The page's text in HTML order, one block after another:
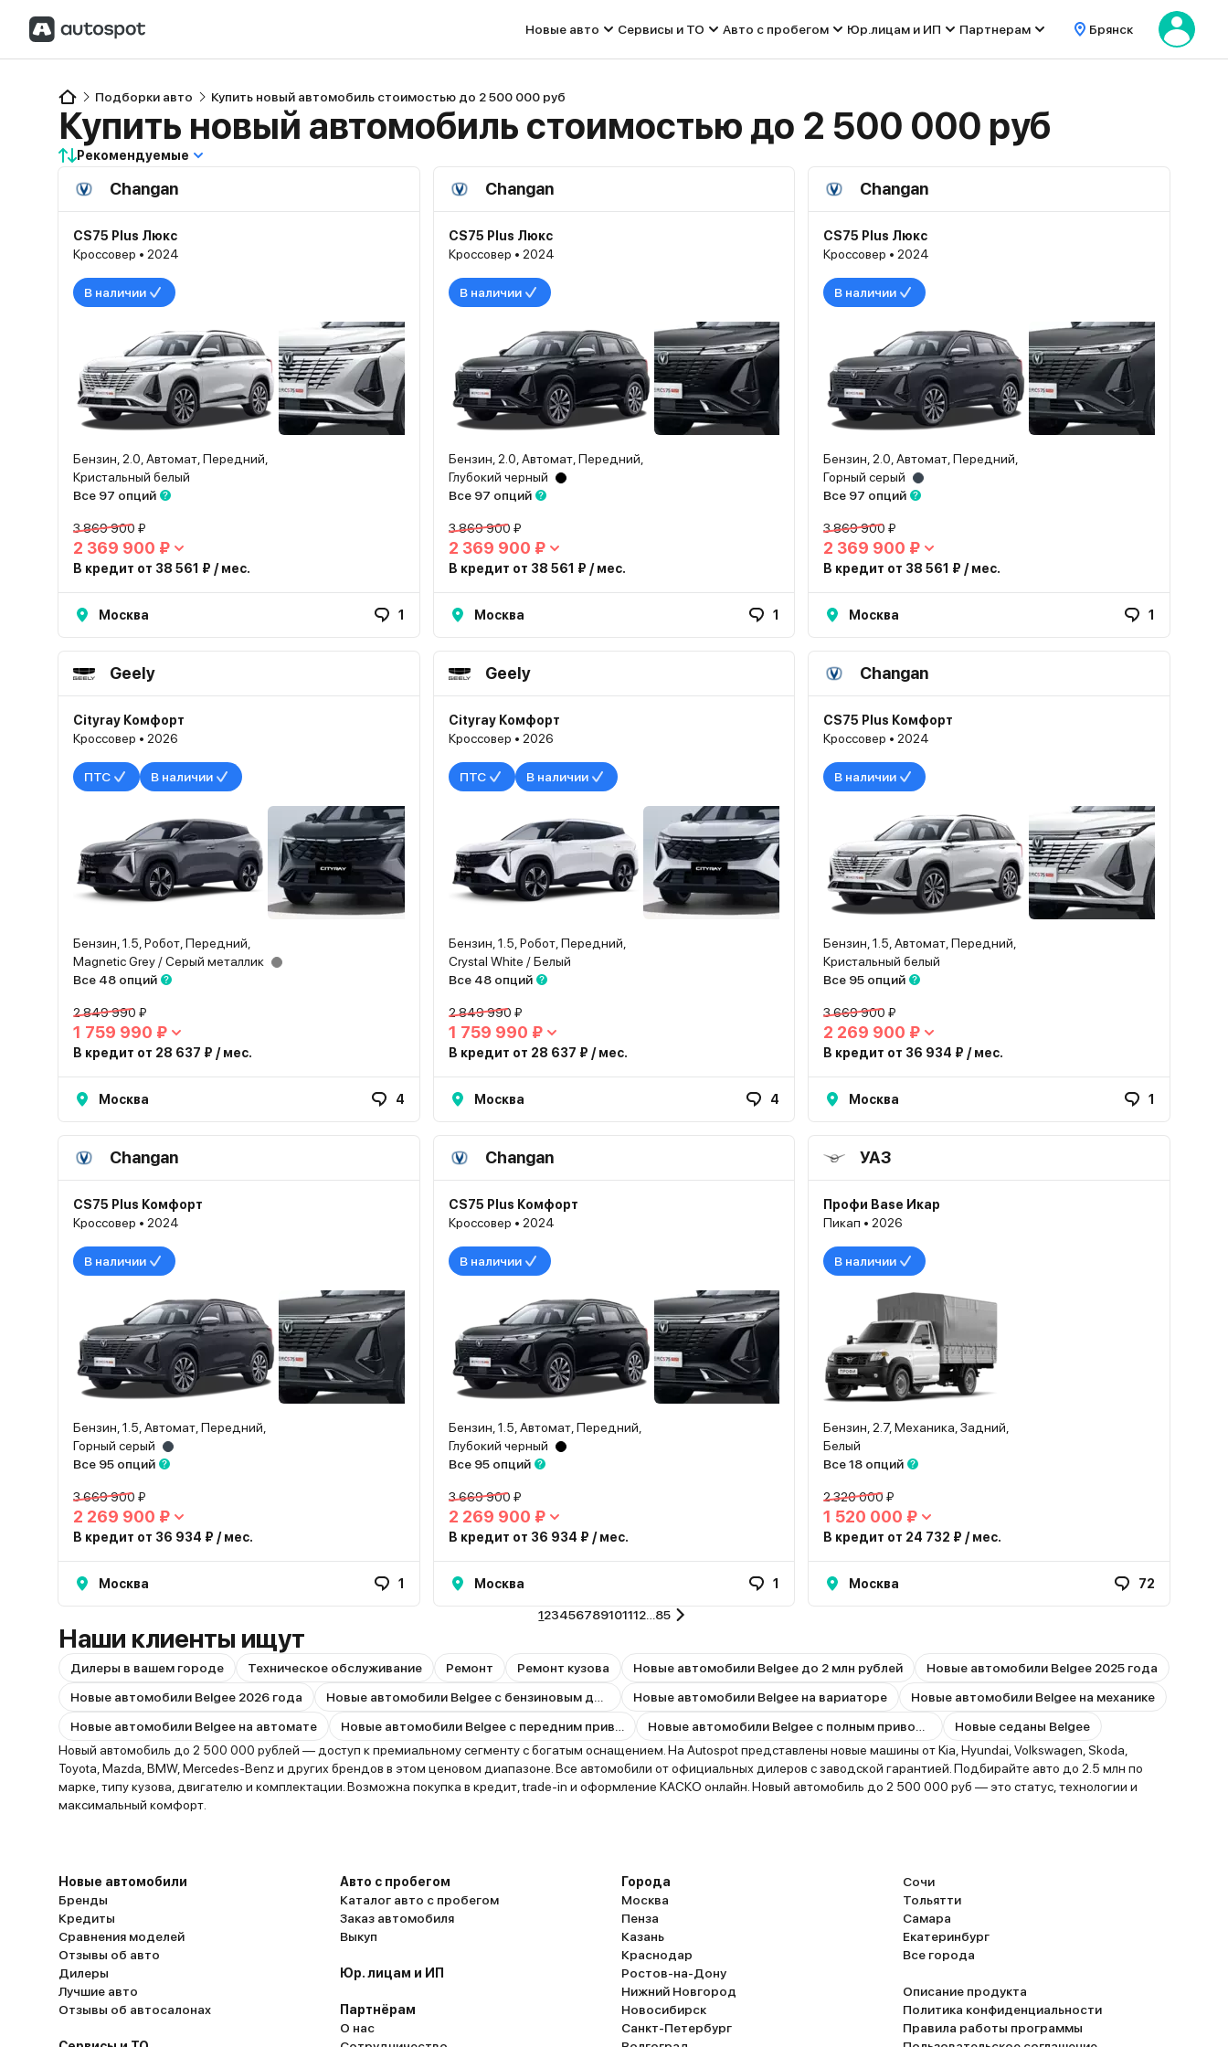
Новые авто Сервисы и ТО Авто с пробегом Юр.лицам и ИП Партнерам Брянск
Подборки авто Купить новый автомобиль стоимостью до 2 500 000 руб
Купить новый автомобиль стоимостью до 2 500 000 руб
Рекомендуемые
Changan
CS75 Plus Люкс
Кроссовер • 2024
В наличии
Бензин, 2.0, Автомат, Передний,
Кристальный белый
Все 97 опций
3 869 900 ₽
2 369 900 ₽
В кредит от 38 561 ₽ / мес.
Москва 1
Changan
CS75 Plus Люкс
Кроссовер • 2024
В наличии
Бензин, 2.0, Автомат, Передний,
Глубокий черный
Все 97 опций
3 869 900 ₽
2 369 900 ₽
В кредит от 38 561 ₽ / мес.
Москва 1
Changan
CS75 Plus Люкс
Кроссовер • 2024
В наличии
Бензин, 2.0, Автомат, Передний,
Горный серый
Все 97 опций
3 869 900 ₽
2 369 900 ₽
В кредит от 38 561 ₽ / мес.
Москва 1
Geely
Cityray Комфорт
Кроссовер • 2026
ПТС В наличии
Бензин, 1.5, Робот, Передний,
Magnetic Grey / Серый металлик
Все 48 опций
2 849 990 ₽
1 759 990 ₽
В кредит от 28 637 ₽ / мес.
Москва 4
Geely
Cityray Комфорт
Кроссовер • 2026
ПТС В наличии
Бензин, 1.5, Робот, Передний,
Crystal White / Белый
Все 48 опций
2 849 990 ₽
1 759 990 ₽
В кредит от 28 637 ₽ / мес.
Москва 4
Changan
CS75 Plus Комфорт
Кроссовер • 2024
В наличии
Бензин, 1.5, Автомат, Передний,
Кристальный белый
Все 95 опций
3 669 900 ₽
2 269 900 ₽
В кредит от 36 934 ₽ / мес.
Москва 1
Changan
CS75 Plus Комфорт
Кроссовер • 2024
В наличии
Бензин, 1.5, Автомат, Передний,
Горный серый
Все 95 опций
3 669 900 ₽
2 269 900 ₽
В кредит от 36 934 ₽ / мес.
Москва 1
Changan
CS75 Plus Комфорт
Кроссовер • 2024
В наличии
Бензин, 1.5, Автомат, Передний,
Глубокий черный
Все 95 опций
3 669 900 ₽
2 269 900 ₽
В кредит от 36 934 ₽ / мес.
Москва 1
УАЗ
Профи Base Икар
Пикап • 2026
В наличии
Бензин, 2.7, Механика, Задний,
Белый
Все 18 опций
2 320 000 ₽
1 520 000 ₽
В кредит от 24 732 ₽ / мес.
Москва 72
123456789101112 85
Наши клиенты ищут
Дилеры в вашем городе Техническое обслуживание Ремонт Ремонт кузова Новые автомобили Belgee до 2 млн рублей
Новые автомобили Belgee 2025 года
Новые автомобили Belgee 2026 года
Новые автомобили Belgee на вариаторе
Новые автомобили Belgee на механике
Новые автомобили Belgee на автомате
Новые седаны Belgee
Новый автомобиль до 2 500 000 рублей — доступ к премиальному сегменту с богатым оснащением. На Autospot представлены новые машины от Kia, Hyundai, Volkswagen, Skoda,
Toyota, Mazda, BMW, Mercedes-Benz и других брендов в этом ценовом диапазоне. Все автомобили от официальных дилеров с заводской гарантией. Подбирайте авто до 2.5 млн по
марке, типу кузова, двигателю и комплектации. Возможна покупка в кредит, trade-in и оформление КАСКО онлайн. Новый автомобиль до 2 500 000 руб — это статус, технологии и
максимальный комфорт.
Новые автомобили
Бренды
Кредиты
Сравнения моделей
Отзывы об авто
Дилеры
Лучшие авто
Отзывы об автосалонах
Авто с пробегом
Каталог авто с пробегом
Заказ автомобиля
Выкуп
Юр. лицам и ИП
Партнёрам
О нас
Города
Москва
Пенза
Казань
Краснодар
Ростов-на-Дону
Нижний Новгород
Новосибирск
Санкт-Петербург
Сочи
Тольятти
Самара
Екатеринбург
Все города
Описание продукта
Политика конфиденциальности
Правила работы программы